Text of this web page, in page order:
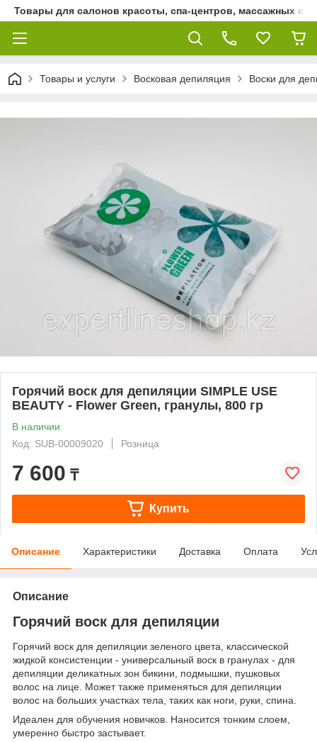
Товары для салонов красоты, спа-центров, массажных
Товары и услуги Восковая депиляция Воски для
Горячий воск для депиляции SIMPLE USE
BEAUTY - Flower Green, гранулы, 800 гр
В наличии
Код: SUB-00009020
Розница
7 600 ₸
Купить
Описание Характеристики Доставка Оплата
Описание
Горячий воск для депиляции
Горячий воск для депиляции зеленого цвета, классической
жидкой консистенции - универсальный воск в гранулах - для
депиляции деликатных зон бикини, подмышки, пушковых
волос на лице. Может также применяться для депиляции
волос на больших участках тела, таких как ноги, руки, спина.
Идеален для обучения новичков. Наносится тонким слоем,
умеренно быстро застывает.